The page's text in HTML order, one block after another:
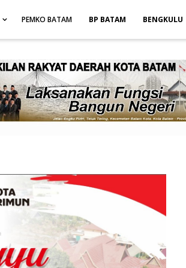
PEMKO BATAM BP BATAM BENGKULU